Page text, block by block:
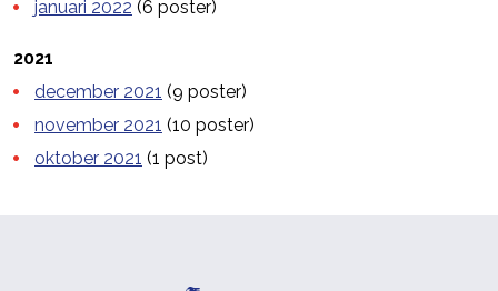
januari 2022 (6 poster)
2021
december 2021 (9 poster)
november 2021 (10 poster)
oktober 2021 (1 post)